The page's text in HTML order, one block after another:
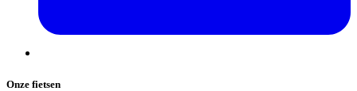
Onze fietsen